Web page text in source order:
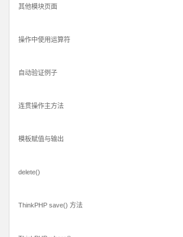
其他模块页面
操作中使用运算符
自动验证例子
连贯操作主方法
模板赋值与输出
delete()
ThinkPHP save() 方法